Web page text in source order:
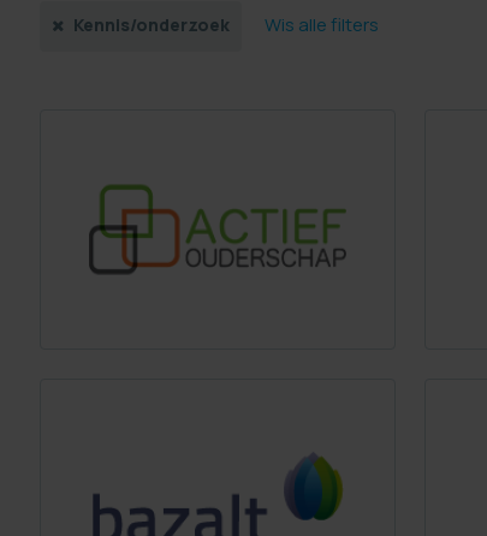
Kennis/onderzoek Wis alle filters